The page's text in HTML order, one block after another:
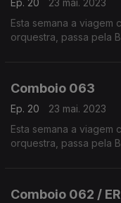
Ep. 20
23 mai. 2023
Esta semana a viagem
orquestra, passa pela
Comboio 063
Ep. 20
23 mai. 2023
Esta semana a viagem
orquestra, passa pela
Comboio 062 /